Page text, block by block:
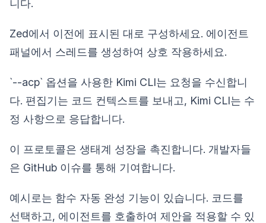
니다.
Zed에서 이전에 표시된 대로 구성하세요. 에이전트
패널에서 스레드를 생성하여 상호 작용하세요.
`--acp` 옵션을 사용한 Kimi CLI는 요청을 수신합니
다. 편집기는 코드 컨텍스트를 보내고, Kimi CLI는 수
정 사항으로 응답합니다.
이 프로토콜은 생태계 성장을 촉진합니다. 개발자들
은 GitHub 이슈를 통해 기여합니다.
예시로는 함수 자동 완성 기능이 있습니다. 코드를
선택하고, 에이전트를 호출하여 제안을 적용할 수 있